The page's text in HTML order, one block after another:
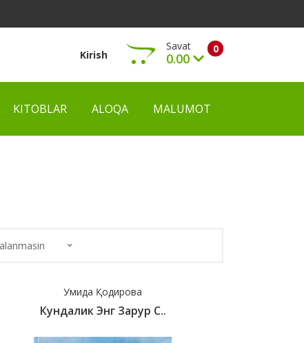
Kirish 0
Savat
0.00
Ko‘rish
KITOBLAR ALOQA MALUMOT
Умида Қодирова
Кундалик Энг Зарур С..